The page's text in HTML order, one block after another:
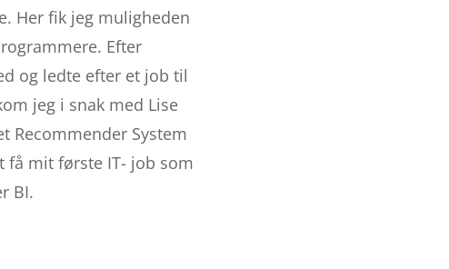
Her fik jeg muligheden
Efter
og ledte efter et job til
jeg i snak med Lise
Recommender System
mit første IT- job som
BI.